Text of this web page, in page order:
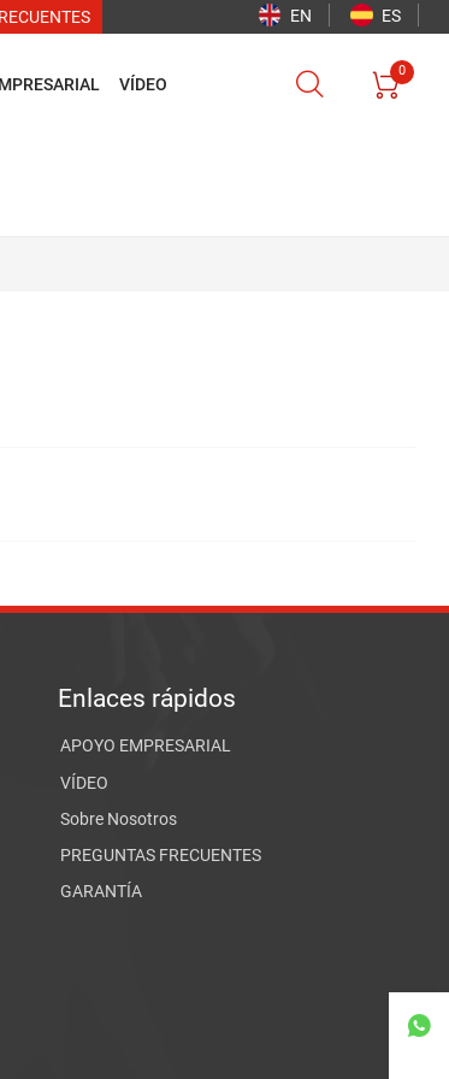
EN ES
VÍDEO  
0
Enlaces rápidos
APOYO EMPRESARIAL
VÍDEO
Sobre Nosotros
PREGUNTAS FRECUENTES
GARANTÍA
